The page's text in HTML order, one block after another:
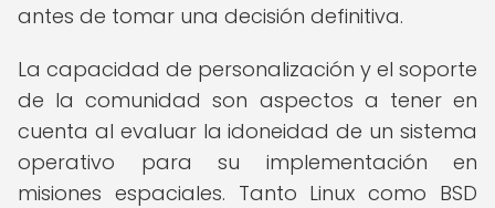
antes de tomar una decisión definitiva.
La capacidad de personalización y el soporte
de la comunidad son aspectos a tener en
cuenta al evaluar la idoneidad de un sistema
operativo para su implementación en
misiones espaciales. Tanto Linux como BSD